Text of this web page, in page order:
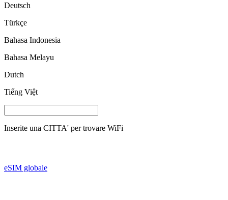
Deutsch
Türkçe
Bahasa Indonesia
Bahasa Melayu
Dutch
Tiếng Việt
Inserite una CITTA' per trovare WiFi
eSIM globale